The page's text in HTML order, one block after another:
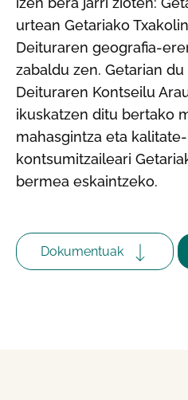
urtean Getariako
Deituraren geografia-
zabaldu zen. Getarian
Deituraren Kontseilu
ikuskatzen ditu bertako
mahasgintza eta
kontsumitzaileari
bermea eskaintzeko.
Dokumentuak